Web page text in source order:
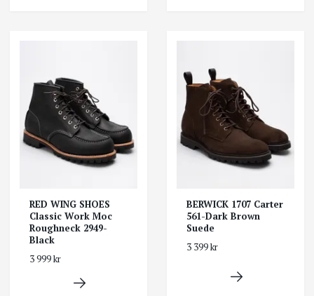
RED WING SHOES
Classic Work Moc
Roughneck 2949-
Black
3 999 kr
BERWICK 1707 Carter
561-Dark Brown
Suede
3 399 kr